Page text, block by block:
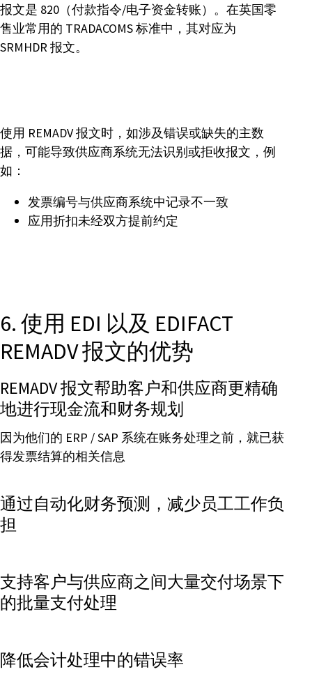
报文是 820（付款指令/电子资金转账）。在英国零
售业常用的 TRADACOMS 标准中，其对应为
SRMHDR 报文。
使用 REMADV 报文时，如涉及错误或缺失的主数
据，可能导致供应商系统无法识别或拒收报文，例
如：
发票编号与供应商系统中记录不一致
应用折扣未经双方提前约定
6. 使用 EDI 以及 EDIFACT
REMADV 报文的优势
REMADV 报文帮助客户和供应商更精确
地进行现金流和财务规划
因为他们的 ERP / SAP 系统在账务处理之前，就已获
得发票结算的相关信息
通过自动化财务预测，减少员工工作负
担
支持客户与供应商之间大量交付场景下
的批量支付处理
降低会计处理中的错误率